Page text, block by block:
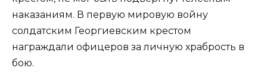
наказаниям. В первую мировую войну
солдатским Георгиевским крестом
награждали офицеров за личную храбрость в
бою.